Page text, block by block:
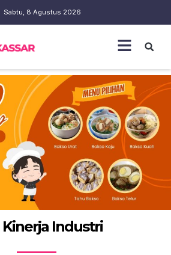
Sabtu, 8 Agustus 2026
Kinerja Industri